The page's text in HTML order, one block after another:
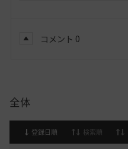
コメント 0
全体
登録日順 検索順